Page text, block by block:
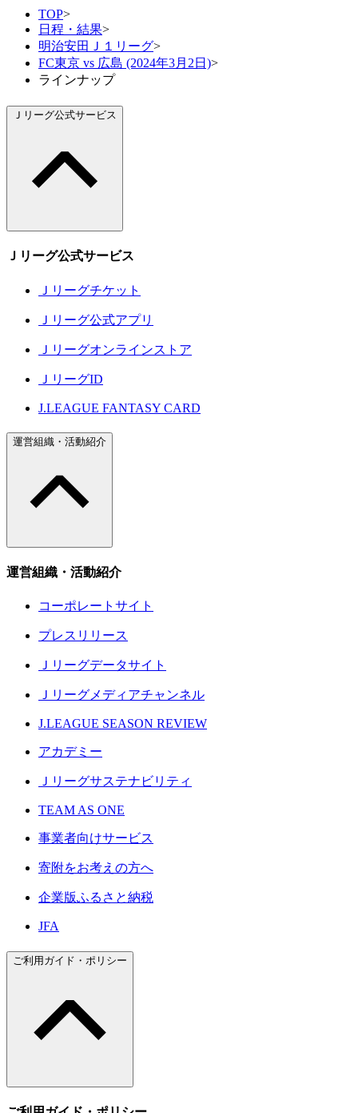
TOP>
日程・結果>
明治安田Ｊ１リーグ>
FC東京 vs 広島 (2024年3月2日)>
ラインナップ
Ｊリーグ公式サービス
Ｊリーグ公式サービス
Ｊリーグチケット
Ｊリーグ公式アプリ
Ｊリーグオンラインストア
ＪリーグID
J.LEAGUE FANTASY CARD
運営組織・活動紹介
運営組織・活動紹介
コーポレートサイト
プレスリリース
Ｊリーグデータサイト
Ｊリーグメディアチャンネル
J.LEAGUE SEASON REVIEW
アカデミー
Ｊリーグサステナビリティ
TEAM AS ONE
事業者向けサービス
寄附をお考えの方へ
企業版ふるさと納税
JFA
ご利用ガイド・ポリシー